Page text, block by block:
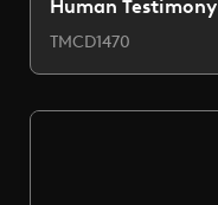
Human Testimony
TMCD1470